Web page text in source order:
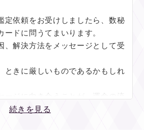
定依頼をお受けしましたら、数秘
ドに問うてまいります。
、解決方法をメッセージとして受
ときに厳しいものであるかもしれ
なりましょう。
続きを見る